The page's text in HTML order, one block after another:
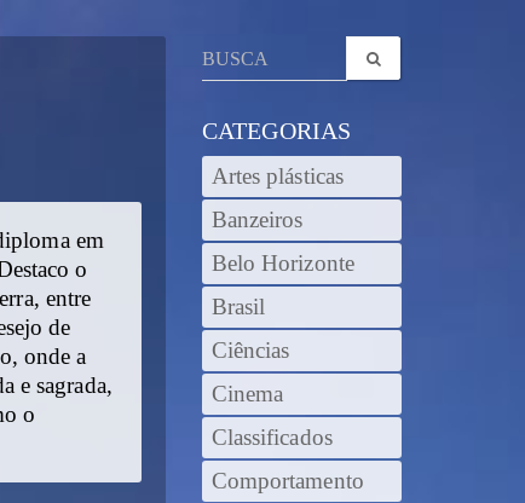
em
o
entre
de
onde a
e sagrada,
o
CATEGORIAS
Artes plásticas
Banzeiros
Belo Horizonte
Brasil
Ciências
Cinema
Classificados
Comportamento